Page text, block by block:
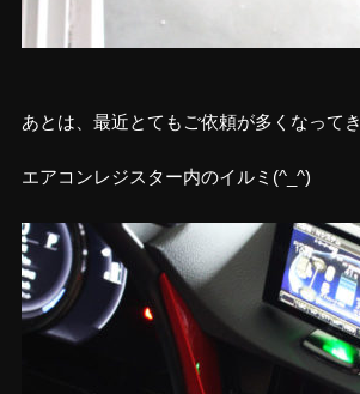
あとは、最近とてもご依頼が多くなって
エアコンレジスター内のイルミ(^_^)